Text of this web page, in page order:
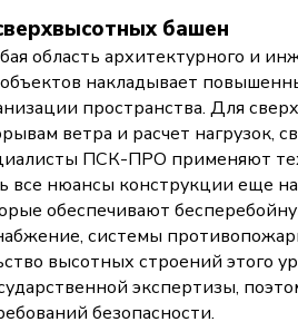
башен
область архитектурного и
накладывает
пространства. Для
ветра и расчет нагрузок,
ПСК-ПРО применяют
все нюансы конструкции еще
обеспечивают
системы
высотных строений этого
экспертизы,
безопасности.